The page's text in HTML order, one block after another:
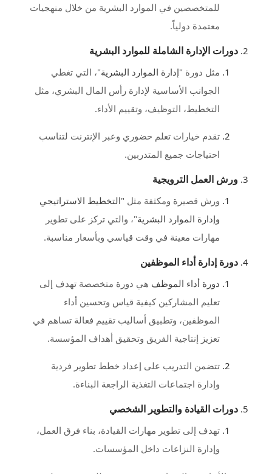
للمتخصصين في الموارد البشرية من خلال منهجيات
معتمدة دولياً.
دورات الإدارة الشاملة للموارد البشرية
مثل دورة "إدارة الموارد البشرية"، التي تغطي
الجوانب الأساسية لإدارة رأس المال البشري، مثل
التخطيط، التوظيف، وتقييم الأداء.
تقدم خيارات تعلم حضوري وعبر الإنترنت لتناسب
احتياجات جميع المتدربين.
ورش العمل الترويجية
ورش قصيرة ومكثفة مثل "التخطيط الاستراتيجي
وإدارة الموارد البشرية"، والتي تركز على تطوير
مهارات معينة في وقت قياسي وبأسعار مناسبة.
دورة إدارة أداء الموظفين
دورة أداء الموظف هي دورة متخصصة تهدف إلى
تعليم المشاركين كيفية قياس وتحسين أداء
الموظفين، وتطبيق أساليب تقييم فعالة تساهم في
تعزيز إنتاجية الفريق وتحقيق أهداف المؤسسة.
تتضمن التدريب على إعداد خطط تطوير فردية
وإدارة اجتماعات التغذية الراجعة البناءة.
دورات القيادة والتطوير الشخصي
تهدف إلى تطوير مهارات القيادة، بناء فرق العمل،
وإدارة النزاعات داخل المؤسسات.